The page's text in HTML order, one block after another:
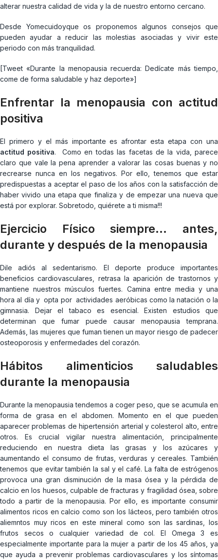
alterar nuestra calidad de vida y la de nuestro entorno cercano.
Desde Yomecuidoyque os proponemos algunos consejos que
pueden ayudar a reducir las molestias asociadas y vivir este
periodo con más tranquilidad.
[Tweet «Durante la menopausia recuerda: Dedícate más tiempo,
come de forma saludable y haz deporte»]
Enfrentar la menopausia con actitud
positiva
El primero y el más importante es afrontar esta etapa con una
actitud positiva. Como en todas las facetas de la vida, parece
claro que vale la pena aprender a valorar las cosas buenas y no
recrearse nunca en los negativos. Por ello, tenemos que estar
predispuestas a aceptar el paso de los años con la satisfacción de
haber vivido una etapa que finaliza y de empezar una nueva que
está por explorar. Sobretodo, quiérete a ti misma!!!
Ejercicio Físico siempre… antes,
durante y después de la menopausia
Dile adiós al sedentarismo. El deporte produce importantes
beneficios cardiovasculares, retrasa la aparición de trastornos y
mantiene nuestros músculos fuertes. Camina entre media y una
hora al día y opta por actividades aeróbicas como la natación o la
gimnasia. Dejar el tabaco es esencial. Existen estudios que
determinan que fumar puede causar menopausia temprana.
Además, las mujeres que fuman tienen un mayor riesgo de padecer
osteoporosis y enfermedades del corazón.
Hábitos alimenticios saludables
durante la menopausia
Durante la menopausia tendemos a coger peso, que se acumula en
forma de grasa en el abdomen. Momento en el que pueden
aparecer problemas de hipertensión arterial y colesterol alto, entre
otros. Es crucial vigilar nuestra alimentación, principalmente
reduciendo en nuestra dieta las grasas y los azúcares y
aumentando el consumo de frutas, verduras y cereales. También
tenemos que evitar también la sal y el café. La falta de estrógenos
provoca una gran disminución de la masa ósea y la pérdida de
calcio en los huesos, culpable de fracturas y fragilidad ósea, sobre
todo a partir de la menopausia. Por ello, es importante consumir
alimentos ricos en calcio como son los lácteos, pero también otros
aliemntos muy ricos en este mineral como son las sardinas, los
frutos secos o cualquier variedad de col. El Omega 3 es
especialmente importante para la mujer a partir de los 45 años, ya
que ayuda a prevenir problemas cardiovasculares y los síntomas